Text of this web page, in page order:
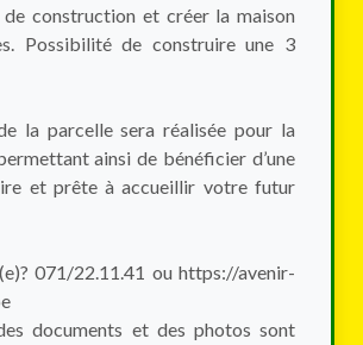
construction et créer la maison
Possibilité de construire une 3
la parcelle sera réalisée pour la
ainsi de bénéficier d’une
et prête à accueillir votre futur
071/22.11.41 ou https://avenir-
documents et des photos sont